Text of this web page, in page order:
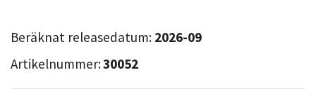
Beräknat releasedatum: 2026-09
Artikelnummer:30052